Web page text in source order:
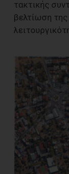
τακτικής
βελτίωση